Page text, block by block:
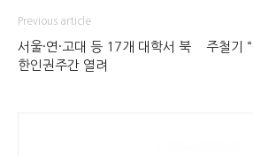
Previous article
서울·연·고대 등 17개 대학서 북
한인권주간 열려
주철기